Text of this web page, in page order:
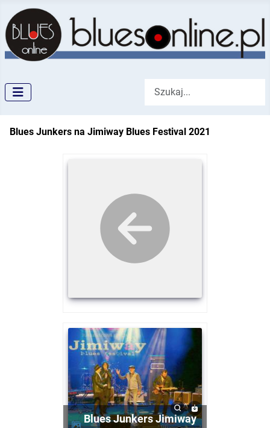
Szukaj
Blues Junkers na Jimiway Blues Festival 2021
Blues Junkers Jimiway